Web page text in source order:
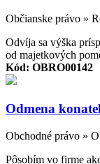
Občianske právo »
Odvíja sa výška
od majetkových
Kód: OBRO00142
Odmena
Obchodné právo »
Pôsobím vo firme